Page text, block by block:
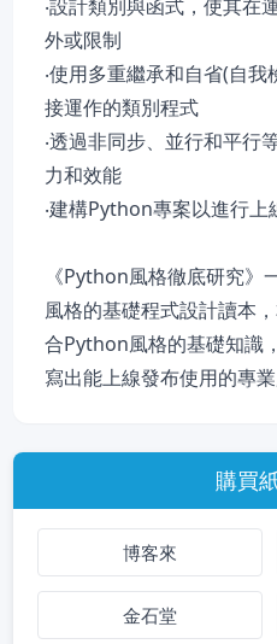
‧設計類別與函式，使其在
外或限制
‧使用多重繼承和自省(自
接運作的類別程式
‧透過非同步、並行和平行
力和效能
‧建構Python專案以進行
《Python風格徹底研究
風格的基礎程式設計讀本
合Python風格的基礎知識
寫出能上線發布使用的專業
購買
博客來
金石堂